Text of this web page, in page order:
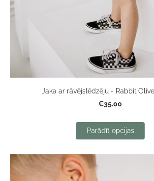
Jaka ar rāvējslēdzēju - Rabbit
€35.00
Parādīt opcijas